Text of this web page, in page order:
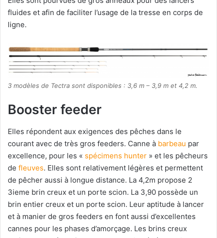
fluides et afin de faciliter l’usage de la tresse en corps de
ligne.
3 modèles de Tectra sont disponibles : 3,6 m – 3,9 m et 4,2 m.
Booster feeder
Elles répondent aux exigences des pêches dans le
courant avec de très gros feeders. Canne à barbeau par
excellence, pour les « spécimens hunter » et les pêcheurs
de fleuves. Elles sont relativement légères et permettent
de pêcher aussi à longue distance. La 4,2m propose 2
3ieme brin creux et un porte scion. La 3,90 possède un
brin entier creux et un porte scion. Leur aptitude à lancer
et à manier de gros feeders en font aussi d’excellentes
cannes pour les phases d’amorçage. Les brins creux